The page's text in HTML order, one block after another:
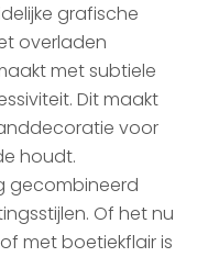
grafische
overladen
met subtiele
Dit maakt
voor
houdt.
gecombineerd
Of het nu
met boetiekflair is